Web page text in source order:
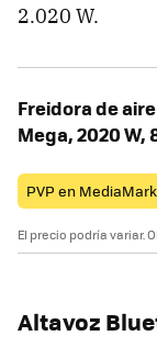
2.020 W.
Freidora de
Mega, 2020 W,
PVP en
El precio podría variar.
Altavoz